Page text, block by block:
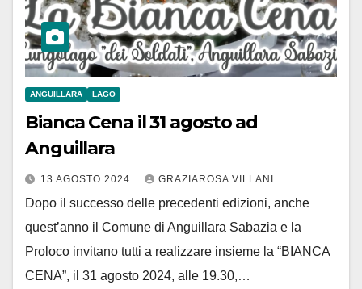
ANGUILLARA LAGO
Bianca Cena il 31 agosto ad
Anguillara
13 AGOSTO 2024 GRAZIAROSA VILLANI
Dopo il successo delle precedenti edizioni, anche
quest’anno il Comune di Anguillara Sabazia e la
Proloco invitano tutti a realizzare insieme la “BIANCA
CENA”, il 31 agosto 2024, alle 19.30,…